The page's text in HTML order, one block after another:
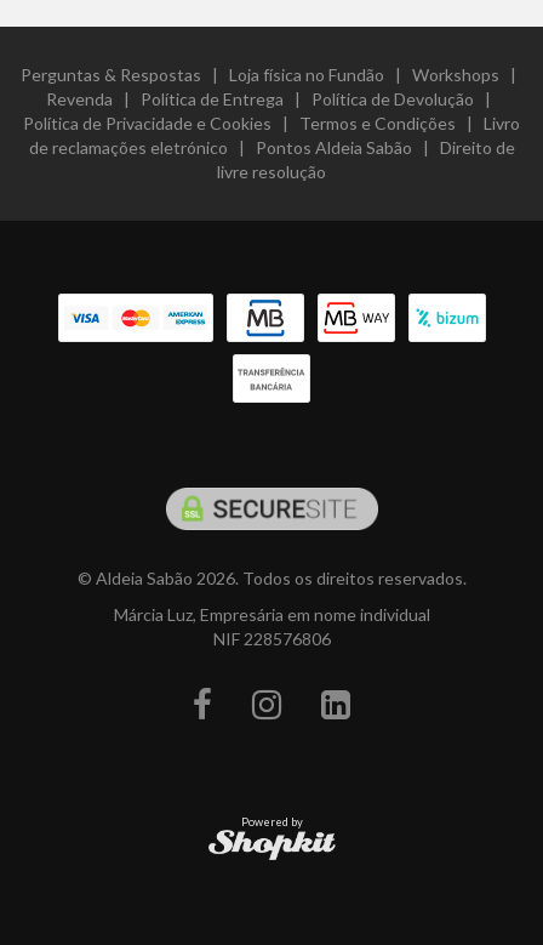
Perguntas & Respostas | Loja física no Fundão | Workshops |
Revenda | Política de Entrega | Política de Devolução |
Política de Privacidade e Cookies | Termos e Condições | Livro
de reclamações eletrónico | Pontos Aldeia Sabão | Direito de
livre resolução
© Aldeia Sabão 2026. Todos os direitos reservados.
Márcia Luz, Empresária em nome individual
NIF 228576806
Powered by